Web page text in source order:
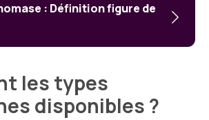
: Définition figure de
les types
disponibles ?